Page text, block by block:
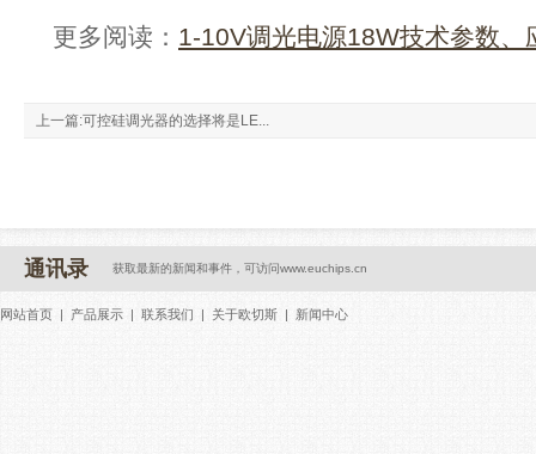
更多阅读： 1-10V调光电源18W技术参数
上一篇:可控硅调光器的选择将是LE...
通讯录 获取最新的新闻和事件，可访问www.euchips.cn
网站首页 | 产品展示 | 联系我们 | 关于欧切斯 | 新闻中心